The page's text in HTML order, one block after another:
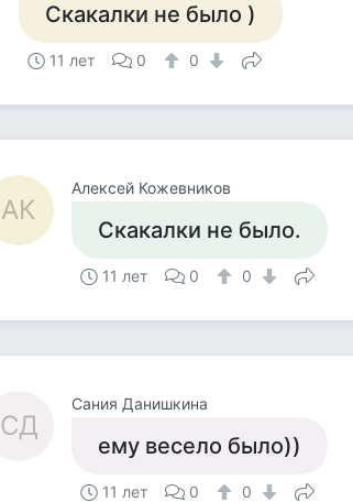
Скакалки не было )
11 лет 0 0
АК
Алексей Кожевников
Скакалки не было.
11 лет 0 0
СД
Сания Данишкина
ему весело было))
11 лет 0 0